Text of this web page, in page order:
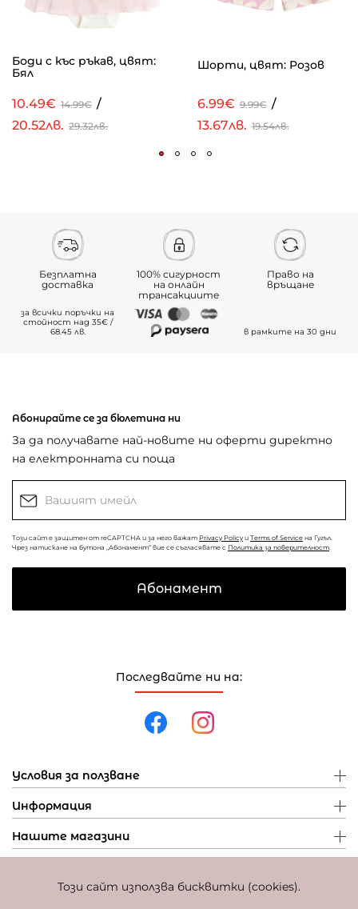
Този сайт използва бисквитки (cookies).
Боди с къс ръкав, цвят:
Бял
10.49€ 14.99€ /
20.52лв. 29.32лв.
Шорти, цвят: Розов
6.99€ 9.99€ /
13.67лв. 19.54лв.
Безплатна
доставка
за всички поръчки на
стойност над 35€ /
68.45 лв.
100% сигурност
на онлайн
трансакциите
Право на
връщане
в рамките на 30 дни
Последвайте ни на:
Условия за ползване
Информация
Нашите магазини
Абонирайте се за бюлетина ни
За да получавате най-новите ни оферти директно
на електронната си поща
Този сайт е защитен от reCAPTCHA и за него важат Privacy Policy и Terms of Service на Гугъл.
Чрез натискане на бутона „Абонамент“ вие се съгласявате с Политика за поверителност
Абонамент